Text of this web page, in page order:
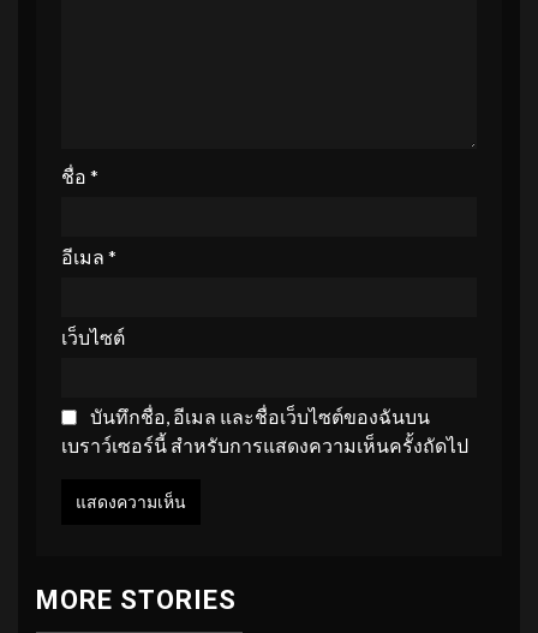
ชื่อ *
อีเมล *
เว็บไซต์
บันทึกชื่อ, อีเมล และชื่อเว็บไซต์ของฉันบน
เบราว์เซอร์นี้ สำหรับการแสดงความเห็นครั้งถัดไป
MORE STORIES